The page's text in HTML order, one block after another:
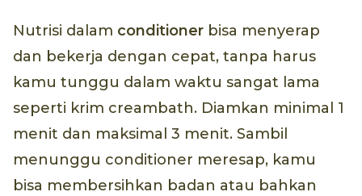
Nutrisi dalam conditioner bisa menyerap
dan bekerja dengan cepat, tanpa harus
kamu tunggu dalam waktu sangat lama
seperti krim creambath. Diamkan minimal 1
menit dan maksimal 3 menit. Sambil
menunggu conditioner meresap, kamu
bisa membersihkan badan atau bahkan